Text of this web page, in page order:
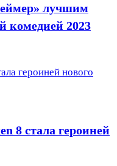
лучшим
комедией 2023
героиней нового
8 стала героиней